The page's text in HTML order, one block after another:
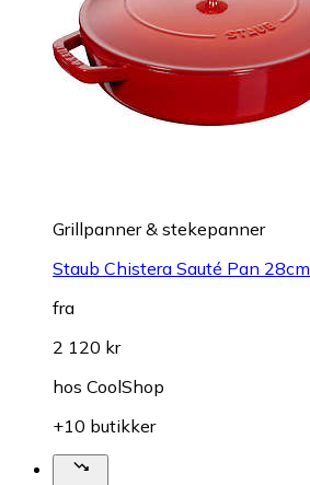
Grillpanner & stekepanner
Staub Chistera Sauté Pan 28cm
fra
2 120 kr
hos CoolShop
+10 butikker